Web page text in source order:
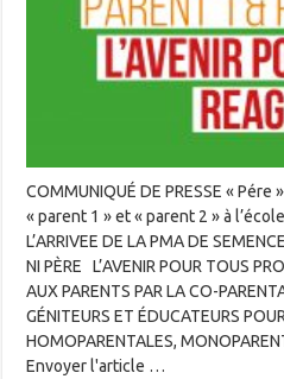
COMMUNIQUÉ DE PRESSE «
« parent 1 » et « parent 2 » à l’école
L’ARRIVEE DE LA PMA DE
NI PÈRE L’AVENIR POUR TOUS
AUX PARENTS PAR LA CO-
GÉNITEURS ET ÉDUCATEURS
HOMOPARENTALES,
Envoyer l'article …